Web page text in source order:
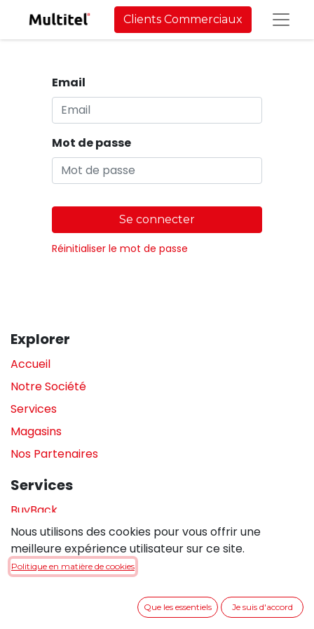
Clients Commerciaux
Email
Mot de passe
Se connecter
Réinitialiser le mot de passe
Explorer
Accueil
Notre Société
Services
Magasins
Nos Partenaires
Services
BuyBack
Assistance en magasin
Réparations
Politique de confidentialité
Nous utilisons des cookies pour vous offrir une
meilleure expérience utilisateur sur ce site.
Politique en matière de cookies
Que les essentiels Je suis d'accord